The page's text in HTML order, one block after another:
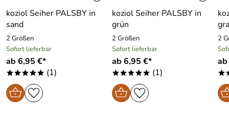
koziol Seiher PALSBY in
sand
2 Größen
Sofort lieferbar
ab 6,95 €*
***** (1)
koziol Seiher PALSBY in
grün
2 Größen
Sofort lieferbar
ab 6,95 €*
***** (1)
2